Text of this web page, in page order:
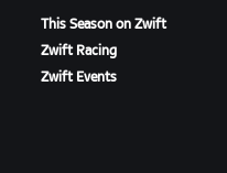
This Season on Zwift
Zwift Racing
Zwift Events